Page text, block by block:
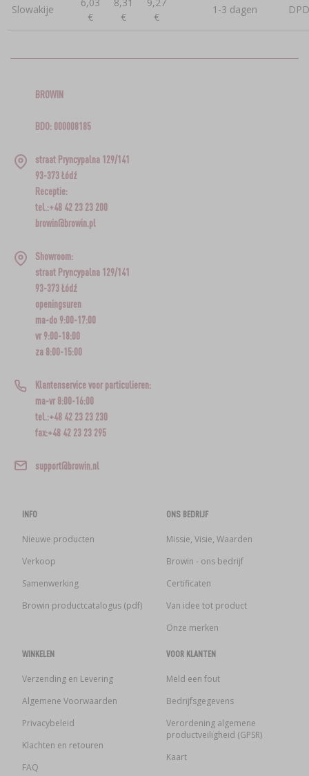
Slowakije
€
€
€
1-3 dagen DPD
BROWIN
BDO: 000008185
straat Pryncypalna 129/141
93-373 Łódź
Receptie:
tel.:+48 42 23 23 200
browin@browin.pl
Showroom:
straat Pryncypalna 129/141
93-373 Łódź
openingsuren
ma-do 9:00-17:00
vr 9:00-18:00
za 8:00-15:00
Klantenservice voor particulieren:
ma-vr 8:00-16:00
tel.:+48 42 23 23 230
fax:+48 42 23 23 295
support@browin.nl
INFO
Nieuwe producten
Verkoop
Samenwerking
Browin productcatalogus (pdf)
ONS BEDRIJF
Missie, Visie, Waarden
Browin - ons bedrijf
Certificaten
Van idee tot product
Onze merken
WINKELEN
Verzending en Levering
Algemene Voorwaarden
Privacybeleid
Klachten en retouren
FAQ
VOOR KLANTEN
Meld een fout
Bedrijfsgegevens
Verordening algemene
productveiligheid (GPSR)
Kaart